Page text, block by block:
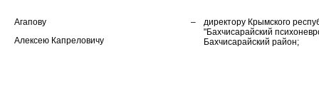
Агапову
Алексею Капреловичу
–
директору Крымского
"Бахчисарайский
Бахчисарайский район;